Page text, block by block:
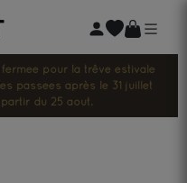
pour la trêve estivale
passées après le 31 juillet
du 25 août.